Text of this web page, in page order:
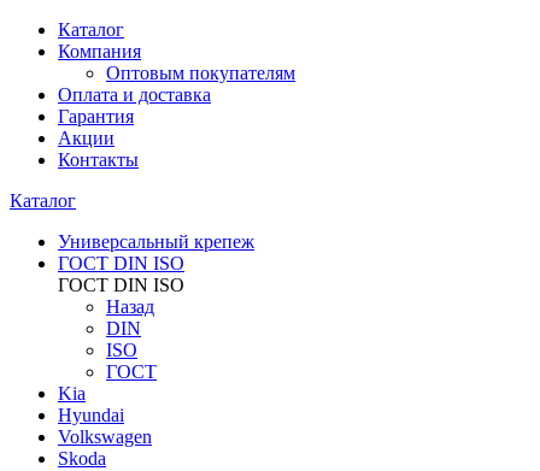
Каталог
Компания
Оптовым покупателям
Оплата и доставка
Гарантия
Акции
Контакты
Каталог
Универсальный крепеж
ГОСТ DIN ISO
ГОСТ DIN ISO
Назад
DIN
ISO
ГОСТ
Kia
Hyundai
Volkswagen
Skoda